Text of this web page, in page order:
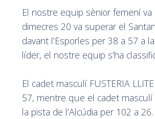
El nostre equip sènior femení
dimecres 20 va superar el
davant l’Esporles per 38 a 57 a
líder, el nostre equip s’ha
El cadet masculí FUSTERIA
57, mentre que el cadet masculí
la pista de l’Alcúdia per 102 a 26.